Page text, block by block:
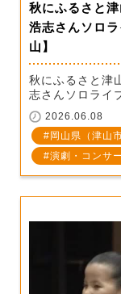
秋にふるさと
浩志さんソロ
山】
秋にふるさと津
志さんソロライ
2026.06.08
岡山県（津山市
演劇・コンサ